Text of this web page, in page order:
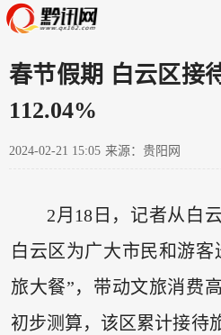
春节假期 白云区接
112.04%
2024-02-21 15:05 来源：贵阳网
2月18日，记者从白
白云区为广大市民和游客
旅大餐”，带动文旅消费
初步测算，该区累计接待